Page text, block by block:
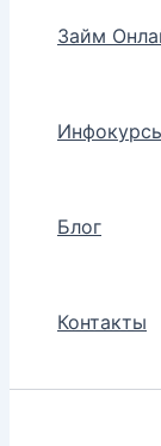
Займ
Блог
Контакты